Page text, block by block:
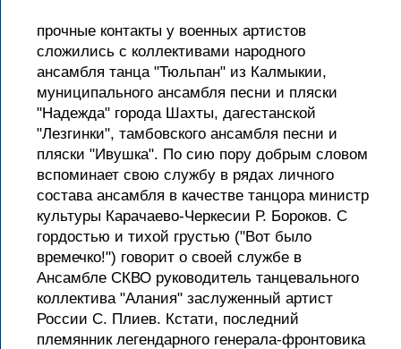
прочные контакты у военных артистов
сложились с коллективами народного
ансамбля танца "Тюльпан" из Калмыкии,
муниципального ансамбля песни и пляски
"Надежда" города Шахты, дагестанской
"Лезгинки", тамбовского ансамбля песни и
пляски "Ивушка". По сию пору добрым словом
вспоминает свою службу в рядах личного
состава ансамбля в качестве танцора министр
культуры Карачаево-Черкесии Р. Бороков. С
гордостью и тихой грустью ("Вот было
времечко!") говорит о своей службе в
Ансамбле СКВО руководитель танцевального
коллектива "Алания" заслуженный артист
России С. Плиев. Кстати, последний
племянник легендарного генерала-фронтовика